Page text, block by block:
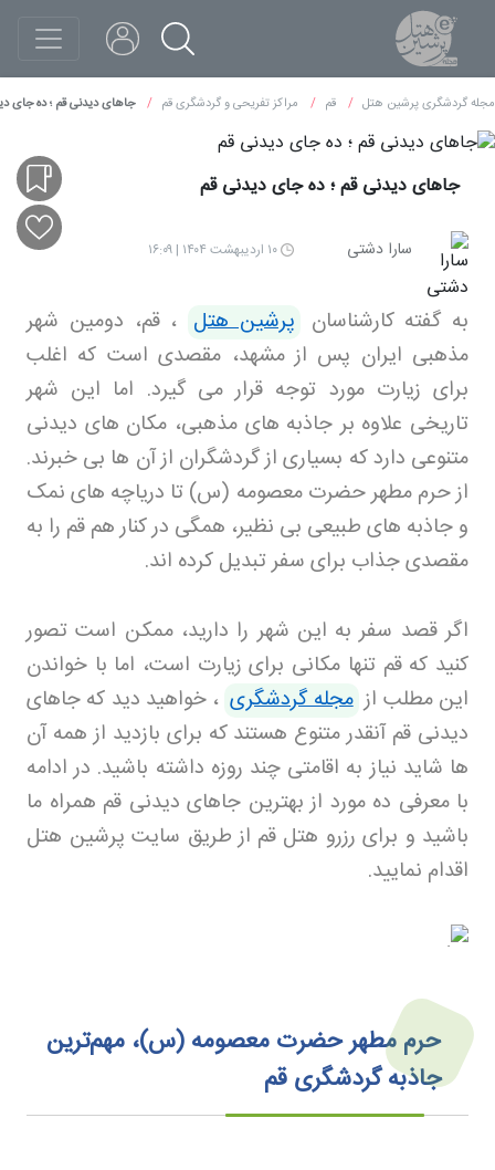
مجله گردشگری پرشین هتل قم مراکز تفریحی و گردشگری قم جاهای دیدنی قم ؛ ده جای
جاهای دیدنی قم ؛ ده جای دیدنی قم
سارا دشتی ۱۰ اردیبهشت ۱۴۰۴ | ۱۶:۰۹
به گفته کارشناسان پرشین هتل ،قم، دومین شهر
مذهبی ایران پس از مشهد، مقصدی است که اغلب
برای زیارت مورد توجه قرار می گیرد. اما این شهر
تاریخی علاوه بر جاذبه های مذهبی، مکان های دیدنی
متنوعی دارد که بسیاری از گردشگران از آن ها بی خبرند.
از حرم مطهر حضرت معصومه (س) تا دریاچه های نمک
و جاذبه های طبیعی بی نظیر، همگی در کنار هم قم را به
مقصدی جذاب برای سفر تبدیل کرده اند.
اگر قصد سفر به این شهر را دارید، ممکن است تصور
کنید که قم تنها مکانی برای زیارت است، اما با خواندن
این مطلب از مجله گردشگری ، خواهید دید که جاهای
دیدنی قم آنقدر متنوع هستند که برای بازدید از همه آن
ها شاید نیاز به اقامتی چند روزه داشته باشید. در ادامه
با معرفی ده مورد از بهترین جاهای دیدنی قم همراه ما
باشید و برای رزرو هتل قم از طریق سایت پرشین هتل
اقدام نمایید.
حرم مطهر حضرت معصومه (س)، مهم‌ترین
جاذبه گردشگری قم